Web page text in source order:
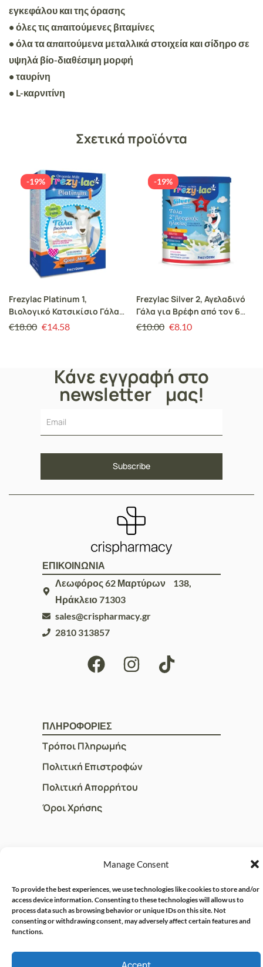
Manage Consent
To provide the best experiences, we use technologies like cookies to store and/or
access device information. Consenting to these technologies will allow us to
process data such as browsing behavior or unique IDs on this site. Not
consenting or withdrawing consent, may adversely affect certain features and
functions.
εγκεφάλου και της όρασης
• όλες τις απαιτούμενες βιταμίνες
• όλα τα απαιτούμενα μεταλλικά στοιχεία και σίδηρο σε
υψηλά βίο-διαθέσιμη μορφή
• ταυρίνη
• L-καρνιτίνη
Σχετικά προϊόντα
-19%
Frezylac Platinum 1,
Βιολογικό Κατσικίσιο Γάλα
για Βρέφη από την Γέννηση
€18.00 €14.58
-19%
Frezylac Silver 2, Αγελαδινό
Γάλα για Βρέφη από τον 6
έως τον 12 μήνα 400gr
€10.00 €8.10
Κάνε εγγραφή στο
newsletter μας!
ΕΠΙΚΟΙΝΩΝΙΑ
Λεωφόρος 62 Μαρτύρων 138,
Ηράκλειο 71303
sales@crispharmacy.gr
2810 313857
ΠΛΗΡΟΦΟΡΙΕΣ
Τρόποι Πληρωμής
Πολιτική Επιστροφών
Πολιτική Απορρήτου
Όροι Χρήσης
Ο Λογαριασμός μου
Η Ομάδα μας
Επικοινωνία
© CRISPHARMACY.GR -
CRAFTED WITH ♡ BY